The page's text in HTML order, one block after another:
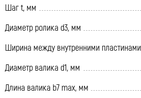
Шаг t, мм
Диаметр ролика d3, мм
Ширина между внутренними
Диаметр валика d1, мм
Длина валика b7 max, мм